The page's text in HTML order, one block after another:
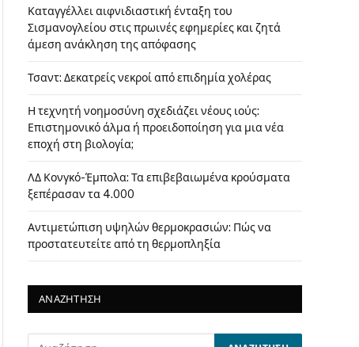
Καταγγέλλει αιφνιδιαστική ένταξη του
Σισμανογλείου στις πρωινές εφημερίες και ζητά
άμεση ανάκληση της απόφασης
Τσαντ: Δεκατρείς νεκροί από επιδημία χολέρας
Η τεχνητή νοημοσύνη σχεδιάζει νέους ιούς:
Επιστημονικό άλμα ή προειδοποίηση για μια νέα
εποχή στη βιολογία;
ΛΔ Κονγκό-Έμπολα: Τα επιβεβαιωμένα κρούσματα
ξεπέρασαν τα 4.000
Αντιμετώπιση υψηλών θερμοκρασιών: Πώς να
προστατευτείτε από τη θερμοπληξία
ΑΝΑΖΗΤΗΣΗ